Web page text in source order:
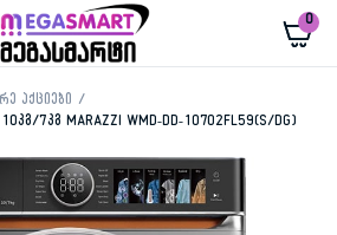
0
აქციები
7კგ MARAZZI WMD-DD-10702FL59(S/DG)